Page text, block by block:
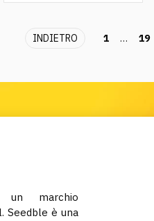
INDIETRO 1 … 19
un marchio
Seedble è una